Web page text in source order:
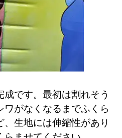
です。最初は割れそう
がなくなるまでふくら
、生地には伸縮性があり